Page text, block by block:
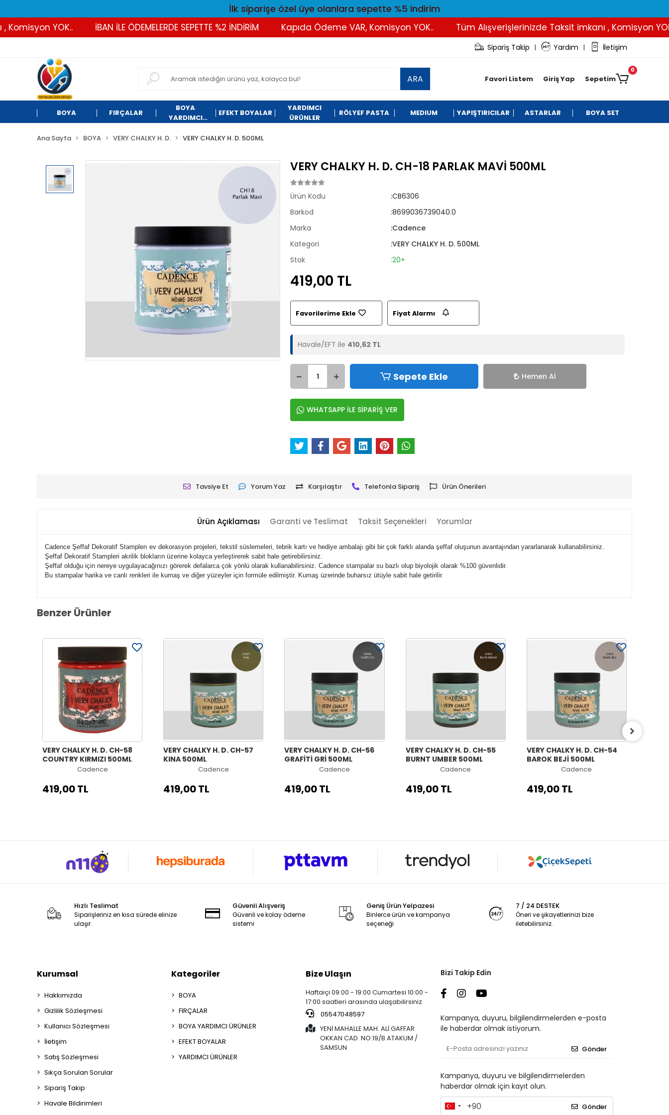
İlk siparişe özel üye olanlara sepette %5 indirim
YOK.. İBAN İLE ÖDEMELERDE SEPETTE %2 İNDİRİM Kapıda Ödeme VAR, Komisyon YOK.. Tüm Alışverişlerinizde Taksit imkanı , Komisyon YOK..
Sipariş Takip | Yardım | İletişim
ARA Favori Listem Giriş Yap Sepetim
0
BOYA FIRÇALAR
BOYA
YARDIMCI
EFEKT BOYALAR
YARDIMCI
ÜRÜNLER
RÖLYEF PASTA MEDIUM YAPIŞTIRICILAR ASTARLAR BOYA SET
Ana Sayfa BOYA VERY CHALKY H. D. VERY CHALKY H. D. 500ML
VERY CHALKY H. D. CH-18 PARLAK MAVİ 500ML
Ürün Kodu
:CB6306
Barkod
:8699036739040.0
Marka
:Cadence
Kategori
:VERY CHALKY H. D. 500ML
Stok
:20+
419,00 TL
Favorilerime Ekle Fiyat Alarmı
Havale/EFT ile 410,62 TL
Sepete Ekle Hemen Al
WHATSAPP İLE SİPARİŞ VER
Tavsiye Et Yorum Yaz Karşılaştır Telefonla Sipariş Ürün Önerileri
Ürün Açıklaması Garanti ve Teslimat Taksit Seçenekleri Yorumlar
Cadence Şeffaf Dekoratif Stamplerı ev dekorasyon projeleri, tekstil süslemeleri, tebrik kartı ve hediye ambalajı gibi bir çok farklı alanda şeffaf oluşunun avantajından yararlanarak kullanabilirsiniz.
Şeffaf Dekoratif Stampleri akrilik blokların üzerine kolayca yerleştirerek sabit hale getirebilirsiniz.
Şeffaf olduğu için nereye uygulayacağınızı görerek defalarca çok yönlü olarak kullanabilirsiniz. Cadence stampalar su bazlı olup biyolojik olarak %100 güvenlidir.
Bu stampalar harika ve canlı renkleri ile kumaş ve diğer yüzeyler için formüle edilmiştir. Kumaş üzerinde buharsız ütüyle sabit hale getirilir.
Benzer Ürünler
VERY CHALKY H. D. CH-58
COUNTRY KIRMIZI 500ML
Cadence
419,00 TL
VERY CHALKY H. D. CH-57
KINA 500ML
Cadence
419,00 TL
VERY CHALKY H. D. CH-56
GRAFİTİ GRİ 500ML
Cadence
419,00 TL
VERY CHALKY H. D. CH-55
BURNT UMBER 500ML
Cadence
419,00 TL
VERY CHALKY H. D. CH-54
BAROK BEJİ 500ML
Cadence
419,00 TL
Hızlı Teslimat
Siparişleriniz en kısa sürede elinize
ulaşır.
Güvenli Alışveriş
Güvenli ve kolay ödeme
sistemi
Geniş Ürün Yelpazesi
Binlerce ürün ve kampanya
seçeneği
7 / 24 DESTEK
Öneri ve şikayetlerinizi bize
iletebilirsiniz.
Kurumsal
Hakkımızda
Gizlilik Sözleşmesi
Kullanıcı Sözleşmesi
İletişim
Satış Sözleşmesi
Sıkça Sorulan Sorular
Sipariş Takip
Havale Bildirimleri
Kategoriler
BOYA
FIRÇALAR
BOYA YARDIMCI ÜRÜNLER
EFEKT BOYALAR
YARDIMCI ÜRÜNLER
Bize Ulaşın
Haftaiçi 09:00 - 19:00 Cumartesi 10:00 -
17:00 saatleri arasında ulaşabilirsiniz.
05547048597
YENİ MAHALLE MAH. ALİ GAFFAR
OKKAN CAD. NO:19/B ATAKUM /
SAMSUN
Bizi Takip Edin
Kampanya, duyuru, bilgilendirmelerden e-posta
ile haberdar olmak istiyorum.
Gönder
Kampanya, duyuru ve bilgilendirmelerden
haberdar olmak için kayıt olun.
Gönder